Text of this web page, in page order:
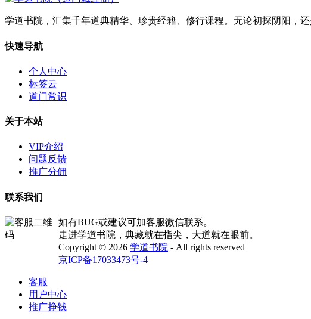
学道书院，汇集千年道典精华、珍贵经籍、修行课程。无论初探阴阳，
快速导航
个人中心
标签云
道门常识
关于本站
VIP介绍
问题反馈
推广分佣
联系我们
如有BUG或建议可加客服微信联系。
走进学道书院，典藏就在指尖，大道就在眼前。
Copyright © 2026 学道书院 - All rights reserved
京ICP备17033473号-4
客服
用户中心
推广挣钱